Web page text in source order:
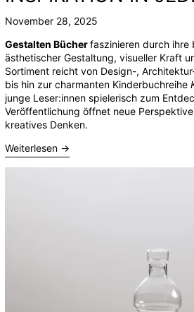
November 28, 2025
Gestalten Bücherfaszinieren durch ihre
ästhetischer Gestaltung, visueller Kraft
Sortiment reicht von Design-,
bis hin zur charmanten Kinderbuchreihe
junge Leser:innen spielerisch zum
Veröffentlichung öffnet neue
kreatives Denken.
Weiterlesen →